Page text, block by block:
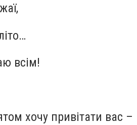
всім!
хочу привітати вас –